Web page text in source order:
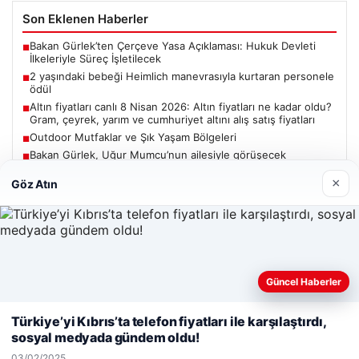
Son Eklenen Haberler
■Bakan Gürlek’ten Çerçeve Yasa Açıklaması: Hukuk Devleti
İlkeleriyle Süreç İşletilecek
■2 yaşındaki bebeği Heimlich manevrasıyla kurtaran personele
ödül
■Altın fiyatları canlı 8 Nisan 2026: Altın fiyatları ne kadar oldu?
Gram, çeyrek, yarım ve cumhuriyet altını alış satış fiyatları
■Outdoor Mutfaklar ve Şık Yaşam Bölgeleri
■Bakan Gürlek, Uğur Mumcu’nun ailesiyle görüşecek
Güncel
Bakan Gürlek’ten Çerçeve Yasa Açıklaması: Hukuk Devleti
İlkeleriyle Süreç İşletilecek
Web sitemizi nasıl kullandığınızı daha iyi anlayabilmek,
kullanıyoruz.Çerez Politikamız
Reddet Kabul Et
Göz Atın ×
Güncel Haberler
Türkiye’yi Kıbrıs’ta telefon fiyatları ile karşılaştırdı,
sosyal medyada gündem oldu!